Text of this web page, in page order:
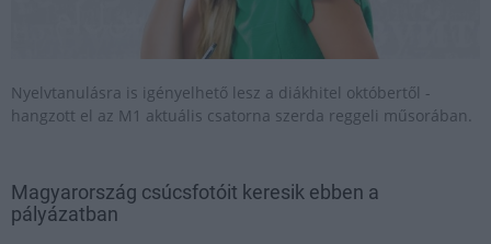
Nyelvtanulásra is igényelhető lesz a diákhitel októbertől -
hangzott el az M1 aktuális csatorna szerda reggeli műsorában.
Magyarország csúcsfotóit keresik ebben a
pályázatban